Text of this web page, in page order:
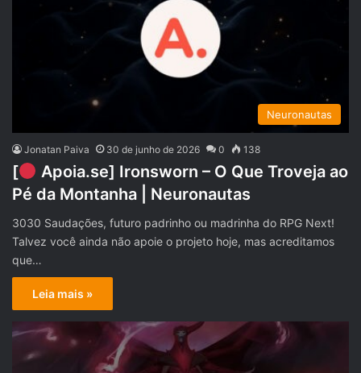
Neuronautas
Jonatan Paiva 30 de junho de 2026 0 138
[
Apoia.se] Ironsworn – O Que Troveja ao
Pé da Montanha | Neuronautas
3030 Saudações, futuro padrinho ou madrinha do RPG Next!
Talvez você ainda não apoie o projeto hoje, mas acreditamos
que…
Leia mais »